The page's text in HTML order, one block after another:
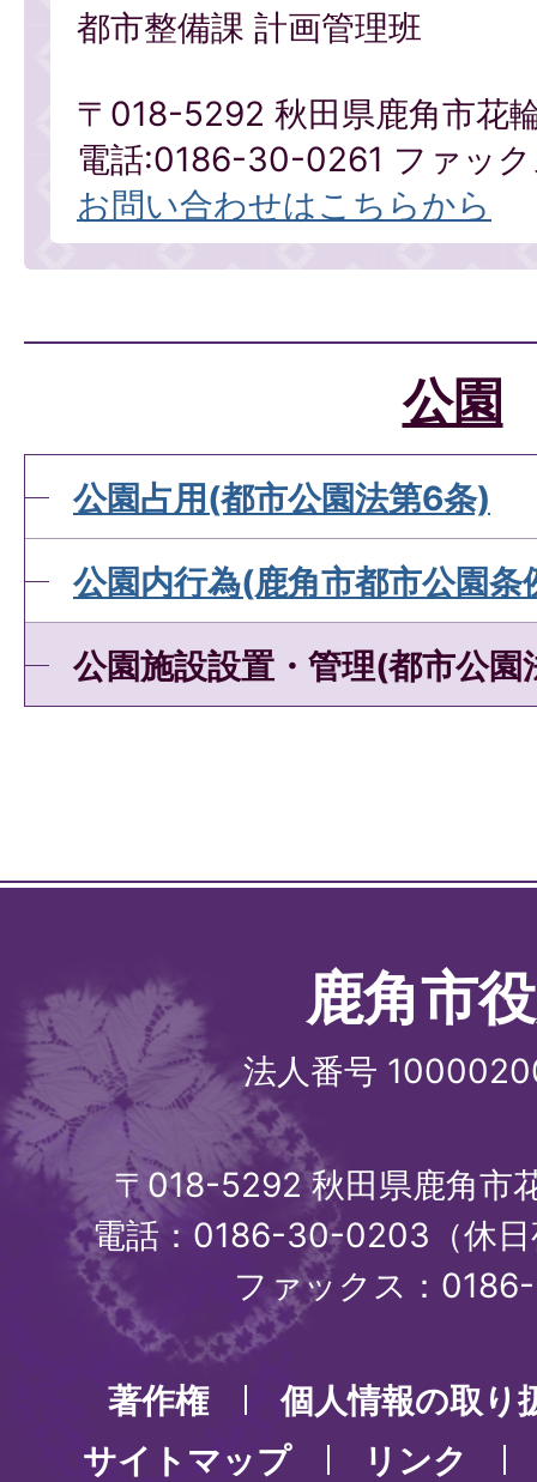
都市整備課 計画管理班
〒018-5292 秋田県鹿角市花
電話:0186-30-0261 ファッ
お問い合わせはこちらから
公園
公園占用(都市公園法第6条)
公園内行為(鹿角市都市公園
公園施設設置・管理(都市公園
鹿角市
法人番号
〒018-5292 秋田県鹿角市
電話：0186-30-0203（休
ファックス：
著作権
個人情報の取り
サイトマップ
リンク